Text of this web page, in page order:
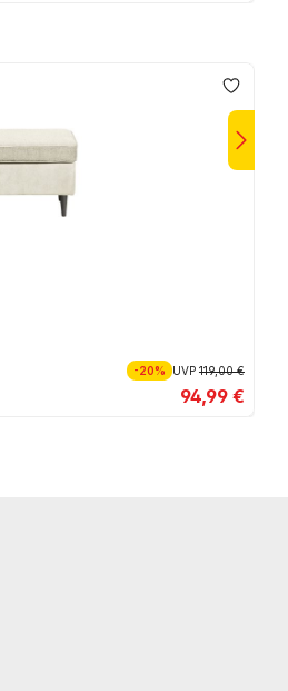
-20% UVP 119,00 €
94,99 €